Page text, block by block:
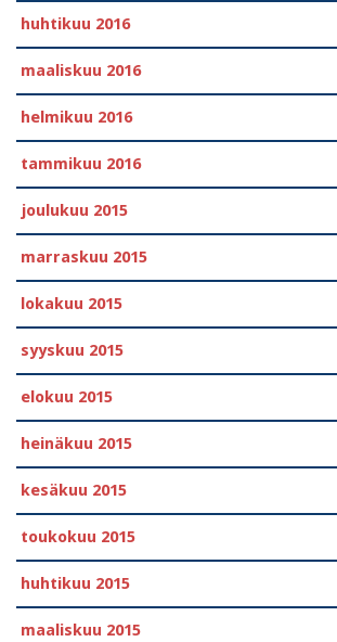
huhtikuu 2016
maaliskuu 2016
helmikuu 2016
tammikuu 2016
joulukuu 2015
marraskuu 2015
lokakuu 2015
syyskuu 2015
elokuu 2015
heinäkuu 2015
kesäkuu 2015
toukokuu 2015
huhtikuu 2015
maaliskuu 2015